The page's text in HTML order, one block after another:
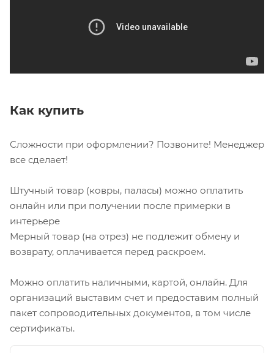
Как купить
Сложности при оформлении? Позвоните! Менеджер
все сделает!
Штучный товар (ковры, паласы) можно оплатить
онлайн или при получении после примерки в
интерьере
Мерный товар (на отрез) не подлежит обмену и
возврату, оплачивается перед раскроем.
Можно оплатить наличными, картой, онлайн. Для
организаций выставим счет и предоставим полный
пакет сопроводительных документов, в том числе
сертификаты.